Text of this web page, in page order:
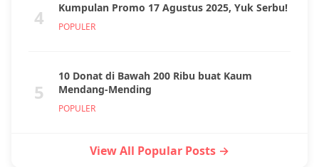
4 Kumpulan Promo 17 Agustus 2025, Yuk Serbu!
POPULER
5
10 Donat di Bawah 200 Ribu buat Kaum
Mendang-Mending
POPULER
View All Popular Posts →